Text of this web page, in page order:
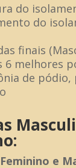
do
do
finais
6 melhores
de pódio,
Feminino e